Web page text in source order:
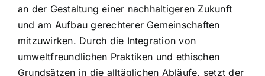
an der Gestaltung einer nachhaltigeren Zukunft
und am Aufbau gerechterer Gemeinschaften
mitzuwirken. Durch die Integration von
umweltfreundlichen Praktiken und ethischen
Grundsätzen in die alltäglichen Abläufe, setzt der